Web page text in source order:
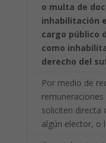
o multa de
inhabilitación
cargo público
como
derecho del
Por medio de
soliciten directa
algún elector, o